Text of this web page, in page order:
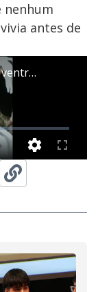
nenhum
antes de